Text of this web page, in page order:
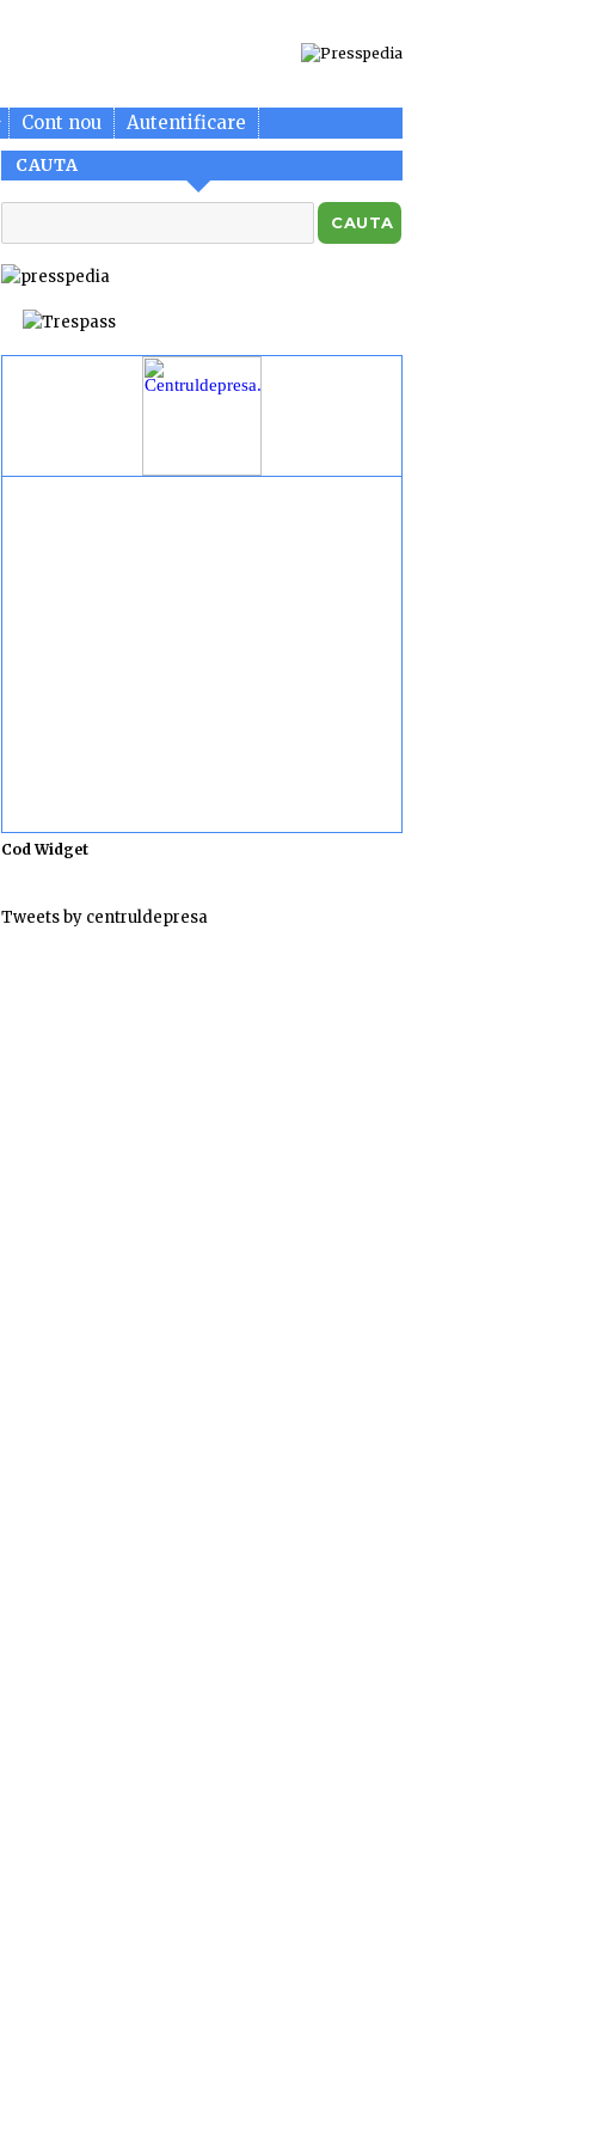
Cont nou Autentificare
CAUTA
Cod Widget
Tweets by centruldepresa